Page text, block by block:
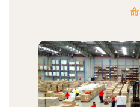
命